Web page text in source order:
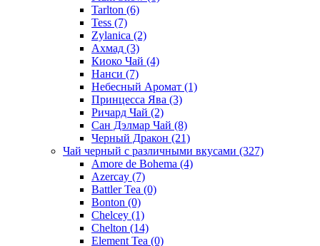
Tarlton (6)
Tess (7)
Zylanica (2)
Ахмад (3)
Киоко Чай (4)
Нанси (7)
Небесный Аромат (1)
Принцесса Ява (3)
Ричард Чай (2)
Сан Дэлмар Чай (8)
Черный Дракон (21)
Чай черный с различными вкусами (327)
Amore de Bohema (4)
Azercay (7)
Battler Tea (0)
Bonton (0)
Chelcey (1)
Chelton (14)
Element Tea (0)